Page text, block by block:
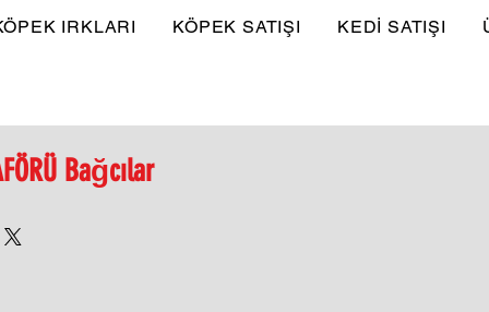
IRKLARI KÖPEK SATIŞI KEDİ SATIŞI
Bağcılar